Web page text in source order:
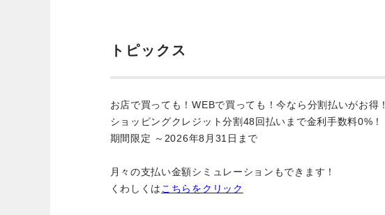
トピックス
お店で買っても！WEBで買っても！今なら分割払いがお得！
ショッピングクレジット分割48回払いまで金利手数料0%！
期間限定 ～2026年8月31日まで
月々の支払い金額シミュレーションもできます！
くわしくは こちらをクリック